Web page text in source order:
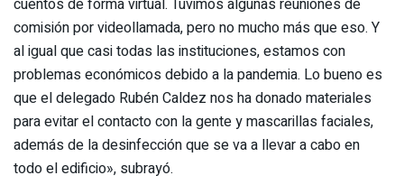
cuentos de forma virtual. Tuvimos algunas reuniones de
comisión por videollamada, pero no mucho más que eso. Y
al igual que casi todas las instituciones, estamos con
problemas económicos debido a la pandemia. Lo bueno es
que el delegado Rubén Caldez nos ha donado materiales
para evitar el contacto con la gente y mascarillas faciales,
además de la desinfección que se va a llevar a cabo en
todo el edificio», subrayó.